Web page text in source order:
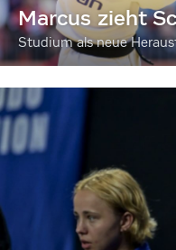
Marcus zieht
Studium als neue